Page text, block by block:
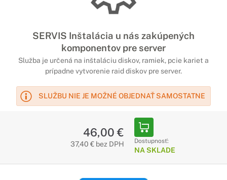
SERVIS Inštalácia u nás zakúpených
komponentov pre server
Služba je určená na inštaláciu diskov, ramiek, pcie kariet a
prípadne vytvorenie raid diskov pre server.
SLUŽBU NIE JE MOŽNÉ OBJEDNAŤ SAMOSTATNE
46,00 €
37,40 € bez DPH Dostupnosť:
NA SKLADE